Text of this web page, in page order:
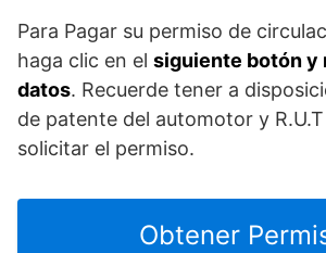
Para Pagar su permiso de
haga clic en el siguiente botón y
datos. Recuerde tener a
de patente del automotor y
solicitar el permiso.
Obtener